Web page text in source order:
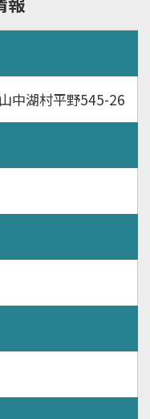
中湖村平野545-26